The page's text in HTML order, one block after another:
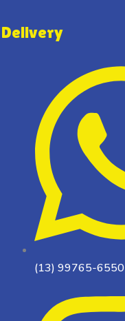
Delivery
(13) 99765-6550